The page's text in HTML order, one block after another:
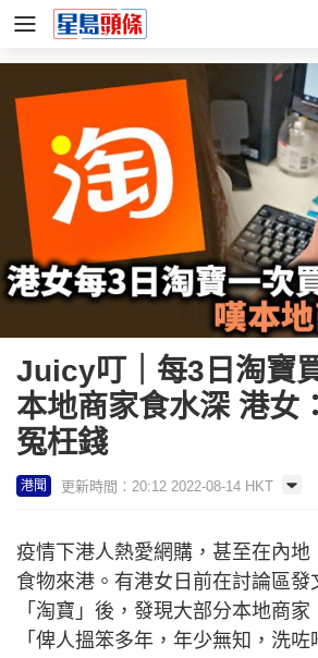
Juicy叮｜每3日淘寶
本地商家食水深 港女
冤枉錢
港聞 更新時間：20:12 2022-08-14 HKT
疫情下港人熱愛網購，甚至在內地
食物來港。有港女日前在討論區發
「淘寶」後，發現大部分本地商
「俾人搵笨多年，年少無知，洗